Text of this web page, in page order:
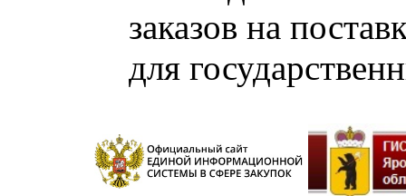
заказов на
для